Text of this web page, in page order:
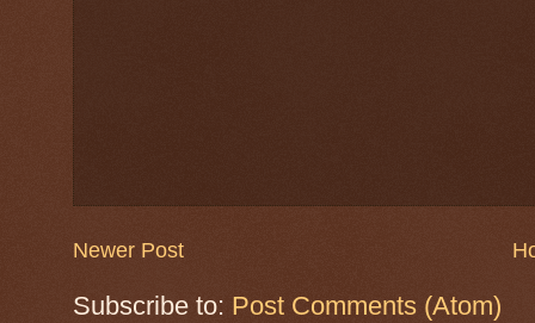
Newer Post
Subscribe to: Post Comments (Atom)